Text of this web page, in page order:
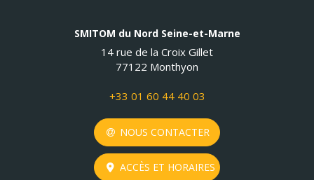
SMITOM du Nord Seine-et-Marne
14 rue de la Croix Gillet
77122 Monthyon
+33 01 60 44 40 03
NOUS CONTACTER
ACCÈS ET HORAIRES